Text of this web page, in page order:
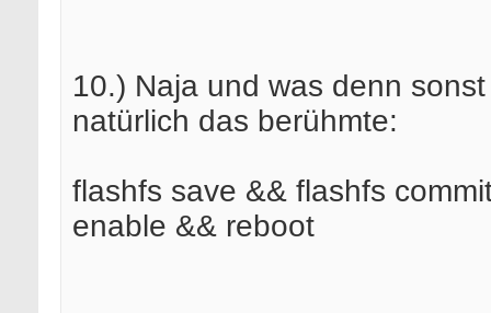
10.) Naja und was denn
natürlich das berühmte:
flashfs save && flashfs
enable && reboot